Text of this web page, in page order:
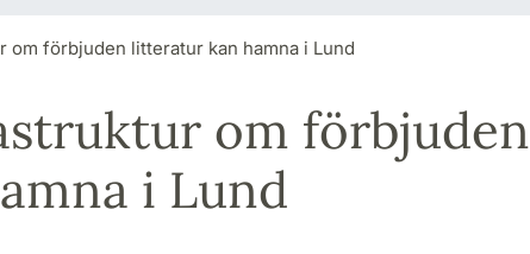
om förbjuden litteratur kan hamna i Lund
om förbjuden
i Lund